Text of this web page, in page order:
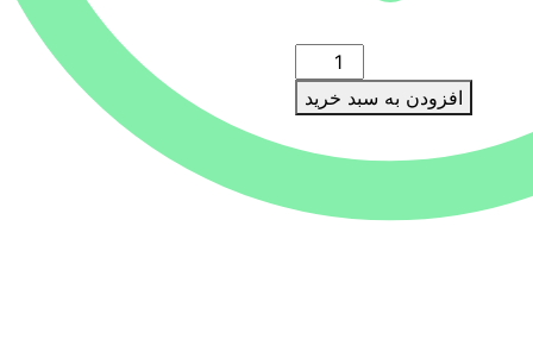
دانلود
نقشه
شیپ
افزودن به سبد خرید